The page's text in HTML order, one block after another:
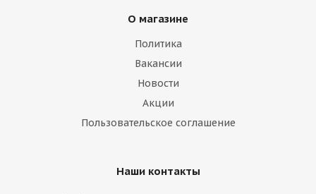
О магазине
Политика
Вакансии
Новости
Акции
Пользовательское соглашение
Наши контакты